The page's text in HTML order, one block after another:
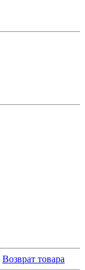
Возврат товара